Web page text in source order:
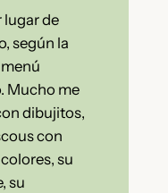
lugar de
según la
Mucho me
dibujitos,
con
su
su